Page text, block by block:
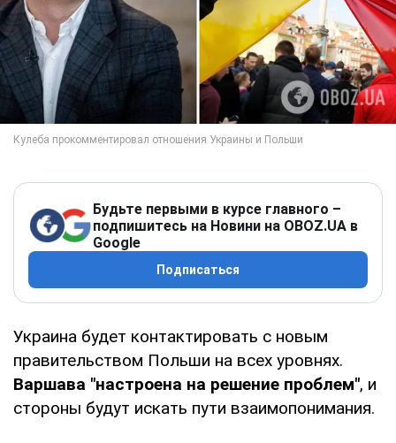
Будьте первыми в курсе главного –
подпишитесь на Новини на OBOZ.UA в
Google
Подписаться
Украина будет контактировать с новым
правительством Польши на всех уровнях.
Варшава "настроена на решение проблем", и
стороны будут искать пути взаимопонимания.